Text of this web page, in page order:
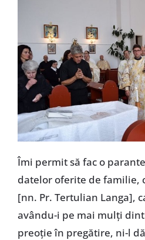
Îmi permit să fac o
datelor oferite de familie,
[nn. Pr. Tertulian Langa],
avându-i pe mai mulți
preoție în pregătire, ni-l